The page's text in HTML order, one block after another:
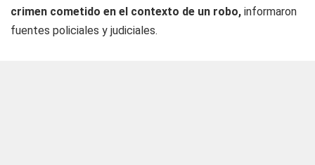
crimen cometido en el contexto de un robo, informaron
fuentes policiales y judiciales.